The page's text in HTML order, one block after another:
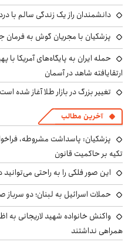
دانشمندان راز یک زندگی سالم با
پزشکیان با مجریان گوش به فرمان
حمله ایران به پایگاه‌های آمریکا
ارتقایافته شاهد در آسمان
تغییر بزرگ در بازار طلا آغاز شده
آخرین مطالب
پزشکیان: پاسداشت مشروطه،
تکیه بر حاکمیت قانون
این صور فلکی را به راحتی
حملات اسرائیل به لبنان؛ دو
واکنش خانواده شهید لاریجانی به
همراهی نداشتند